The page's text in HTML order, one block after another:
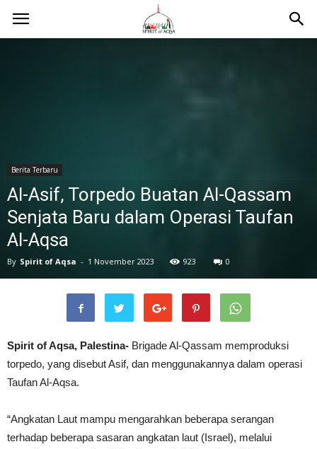
Berita Terbaru
Al-Asif, Torpedo Buatan Al-Qassam
Senjata Baru dalam Operasi Taufan
Al-Aqsa
By Spirit of Aqsa - 1 November 2023 923 0
Spirit of Aqsa, Palestina- Brigade Al-Qassam memproduksi
torpedo, yang disebut Asif, dan menggunakannya dalam operasi
Taufan Al-Aqsa.
“Angkatan Laut mampu mengarahkan beberapa serangan
terhadap beberapa sasaran angkatan laut (Israel), melalui